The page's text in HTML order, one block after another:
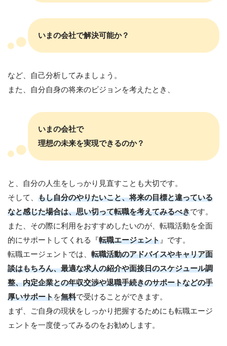
いまの会社で解決可能か？
など、自己分析してみましょう。
また、自分自身の将来のビジョンを考えたとき、
いまの会社で
理想の未来を実現できるのか？
と、自分の人生をしっかり見直すことも大切です。
そして、 もし自分のやりたいこと、将来の目標と違っている
なと感じた場合は、思い切って転職を考えてみるべきです。
また、その際に利用をおすすめしたいのが、転職活動を全面
的にサポートしてくれる『転職エージェント 』です。
転職エージェントでは、 転職活動のアドバイスやキャリア面
談はもちろん、最適な求人の紹介や面接日のスケジュール調
整、内定企業との年収交渉や退職手続きのサポートなどの手
厚いサポートを無料で受けることができます。
まず、ご自身の現状をしっかり把握するためにも転職エージ
ェントを一度使ってみるのをお勧めします。